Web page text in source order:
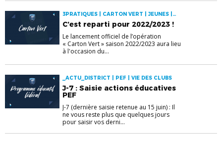
3PRATIQUES | CARTON VERT | JEUNES |
PEF
C’est reparti pour 2022/2023 !
Le lancement officiel de l’opération
« Carton Vert » saison 2022/2023 aura lieu
à l'occasion du...
_ACTU_DISTRICT | PEF | VIE DES CLUBS
J-7 : Saisie actions éducatives
PEF
J-7 (dernière saisie retenue au 15 juin) : Il
ne vous reste plus que quelques jours
pour saisir vos derni...